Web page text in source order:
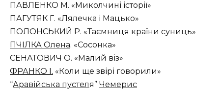
ПАВЛЕНКО М. «Миколчині історії»
ПАГУТЯК Г. «Лялечка і Мацько»
ПОЛОНСЬКИЙ Р. «Таємниця країни суниць»
ПЧІЛКА Олена. «Сосонка»
СЕНАТОВИЧ О. «Малий віз»
ФРАНКО І. «Коли ще звірі говорили»
“Аравійська пустеля” Чемерис